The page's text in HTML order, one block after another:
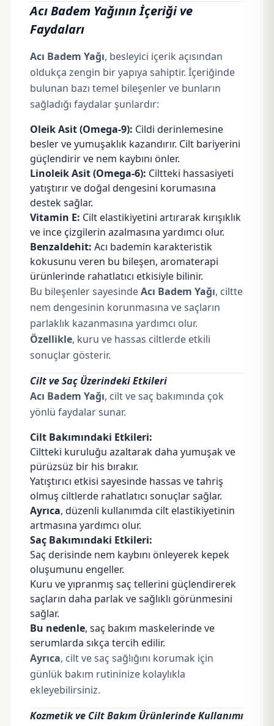
Acı Badem Yağının İçeriği ve
Faydaları
Acı Badem Yağı, besleyici içerik açısından
oldukça zengin bir yapıya sahiptir. İçeriğinde
bulunan bazı temel bileşenler ve bunların
sağladığı faydalar şunlardır:
Oleik Asit(Omega-9): Cildi derinlemesine
besler ve yumuşaklık kazandırır. Cilt bariyerini
güçlendirir ve nem kaybını önler.
Linoleik Asit (Omega-6): Ciltteki hassasiyeti
yatıştırır ve doğal dengesini korumasına
destek sağlar.
Vitamin E: Cilt elastikiyetini artırarak kırışıklık
ve ince çizgilerin azalmasına yardımcı olur.
Benzaldehit: Acı bademin karakteristik
kokusunu veren bu bileşen, aromaterapi
ürünlerinde rahatlatıcı etkisiyle bilinir.
Bu bileşenler sayesindeAcı Badem Yağı, ciltte
nem dengesinin korunmasına ve saçların
parlaklık kazanmasına yardımcı olur.
Özellikle, kuru ve hassas ciltlerde etkili
sonuçlar gösterir.
Cilt ve Saç Üzerindeki Etkileri
Acı Badem Yağı, cilt ve saç bakımında çok
yönlü faydalar sunar.
Cilt Bakımındaki Etkileri:
Ciltteki kuruluğu azaltarak daha yumuşak ve
pürüzsüz bir his bırakır.
Yatıştırıcı etkisi sayesinde hassas ve tahriş
olmuş ciltlerde rahatlatıcı sonuçlar sağlar.
Ayrıca, düzenli kullanımda cilt elastikiyetinin
artmasına yardımcı olur.
Saç Bakımındaki Etkileri:
Saç derisinde nem kaybını önleyerek kepek
oluşumunu engeller.
Kuru ve yıpranmış saç tellerini güçlendirerek
saçların daha parlak ve sağlıklı görünmesini
sağlar.
Bu nedenle, saç bakım maskelerinde ve
serumlarda sıkça tercih edilir.
Ayrıca, cilt ve saç sağlığını korumak için
günlük bakım rutininize kolaylıkla
ekleyebilirsiniz.
Kozmetik ve Cilt Bakım Ürünlerinde Kullanımı